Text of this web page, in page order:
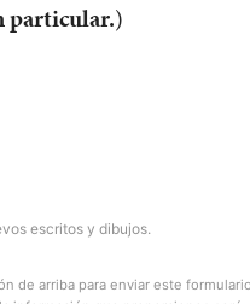
particular.)
escritos y dibujos.
de arriba para enviar este